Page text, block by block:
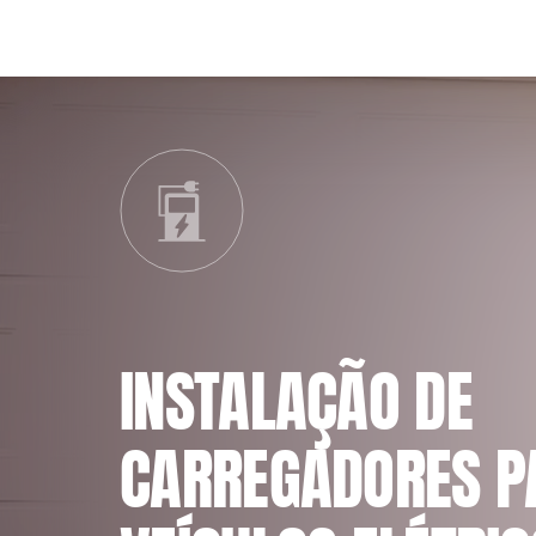
INSTALAÇÃO DE
CARREGADORES